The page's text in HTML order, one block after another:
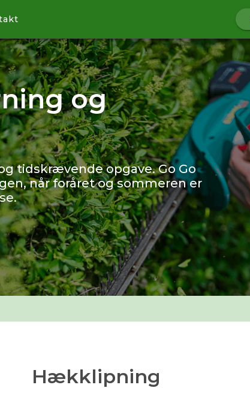
og
tidskrævende opgave. Go Go
når foråret og sommeren er
Hækklipning